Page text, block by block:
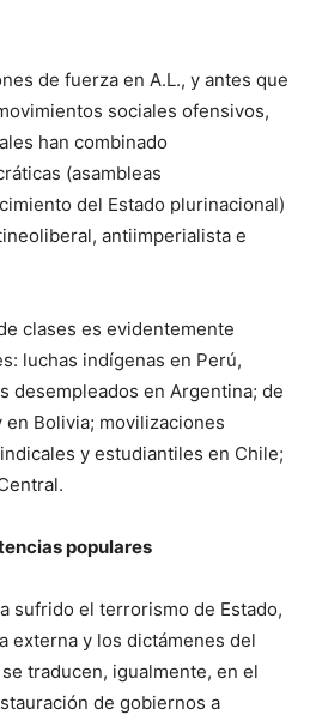
de fuerza en A.L., y antes que
sociales ofensivos,
han combinado
(asambleas
del Estado plurinacional)
antiimperialista e
clases es evidentemente
luchas indígenas en Perú,
desempleados en Argentina; de
Bolivia; movilizaciones
y estudiantiles en Chile;
populares
sufrido el terrorismo de Estado,
externa y los dictámenes del
traducen, igualmente, en el
de gobiernos a